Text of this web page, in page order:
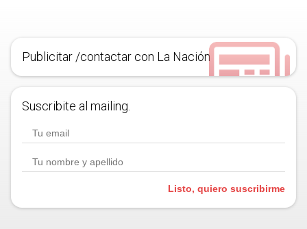
Publicitar /contactar con La Nación
Suscribite al mailing.
Listo, quiero suscribirme